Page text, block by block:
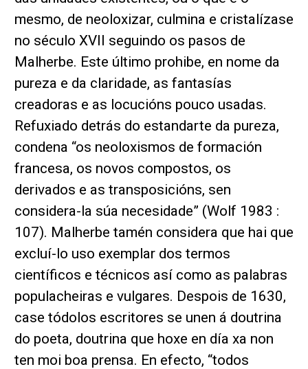
mesmo, de neoloxizar, culmina e cristalízase
no século XVII seguindo os pasos de
Malherbe. Este último prohibe, en nome da
pureza e da claridade, as fantasías
creadoras e as locucións pouco usadas.
Refuxiado detrás do estandarte da pureza,
condena “os neoloxismos de formación
francesa, os novos compostos, os
derivados e as transposicións, sen
considera-la súa necesidade” (Wolf 1983 :
107). Malherbe tamén considera que hai que
excluí-lo uso exemplar dos termos
científicos e técnicos así como as palabras
populacheiras e vulgares. Despois de 1630,
case tódolos escritores se unen á doutrina
do poeta, doutrina que hoxe en día xa non
ten moi boa prensa. En efecto, “todos